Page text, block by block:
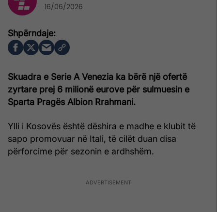
Skuadra e Serie A Venezia ka bërë një ofertë
zyrtare prej 6 milionë eurove për sulmuesin e
Sparta Pragës Albion Rrahmani.
Ylli i Kosovës është dëshira e madhe e klubit të
sapo promovuar në Itali, të cilët duan disa
përforcime për sezonin e ardhshëm.
16/06/2026